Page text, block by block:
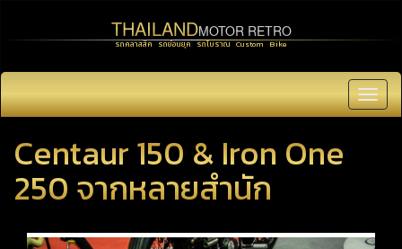
THAILANDMOTOR RETRO
รถคลาสสิค รถย้อนยุค รถโบราณ Custom Bike
Centaur 150 & Iron One
250 จากหลายสำนัก